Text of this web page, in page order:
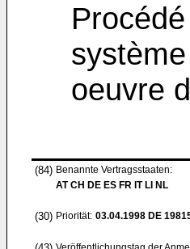
oeuvre
(84) Benannte Vertragsstaaten:
AT CH DE ES FR IT LI NL
(30) Priorität: 03.04.1998 DE